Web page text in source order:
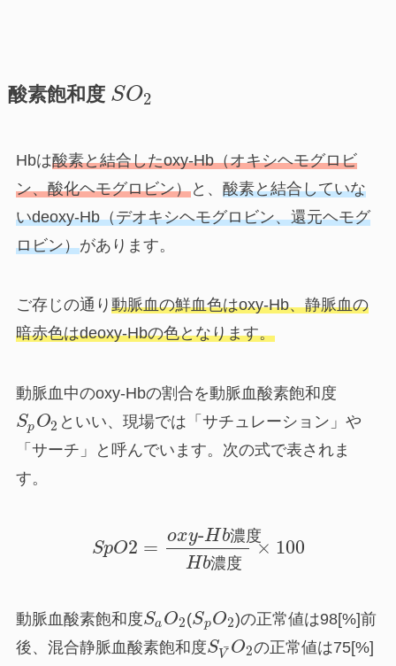
酸素飽和度 SO2
Hbは酸素と結合したoxy-Hb（オキシヘモグロビ
ン、酸化ヘモグロビン）と、 酸素と結合していな
いdeoxy-Hb（デオキシヘモグロビン、還元ヘモグ
ロビン）があります。
ご存じの通り 動脈血の鮮血色はoxy-Hb、静脈血の
暗赤色はdeoxy-Hbの色となります。
動脈血中のoxy-Hbの割合を動脈血酸素飽和度
Sp O2 といい、現場では「サチュレーション」や
「サーチ」と呼んでいます。次の式で表されま
す。
SpO2 =
oxy-Hb濃度
Hb濃度
× 100
動脈血酸素飽和度Sa O2(SpO2)の正常値は98[%]前
後、混合静脈血酸素飽和度SV¯O2の正常値は75[%]